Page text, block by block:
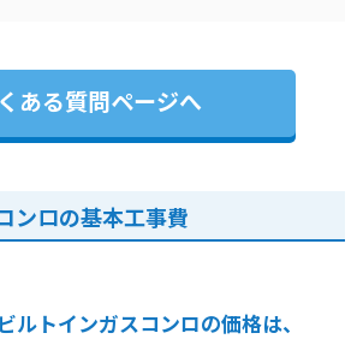
ある質問ページへ
ンロの基本工事費
ルトインガスコンロの価格は、